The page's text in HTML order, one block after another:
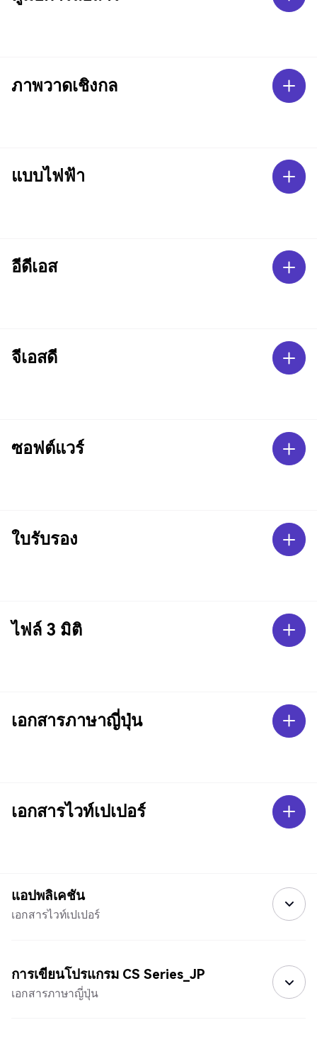
ภาพวาดเชิงกล
แบบไฟฟ้า
อีดีเอส
จีเอสดี
ซอฟต์แวร์
ใบรับรอง
ไฟล์ 3 มิติ
เอกสารภาษาญี่ปุ่น
เอกสารไวท์เปเปอร์
แอปพลิเคชัน
เอกสารไวท์เปเปอร์
การเขียนโปรแกรม CS Series_JP
เอกสารภาษาญี่ปุ่น